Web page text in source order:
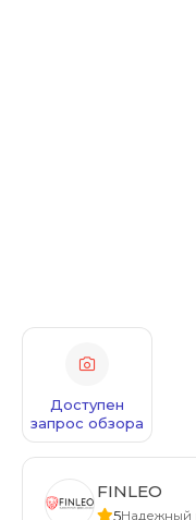
Доступен
запрос обзора
FINLEO
5Надежный